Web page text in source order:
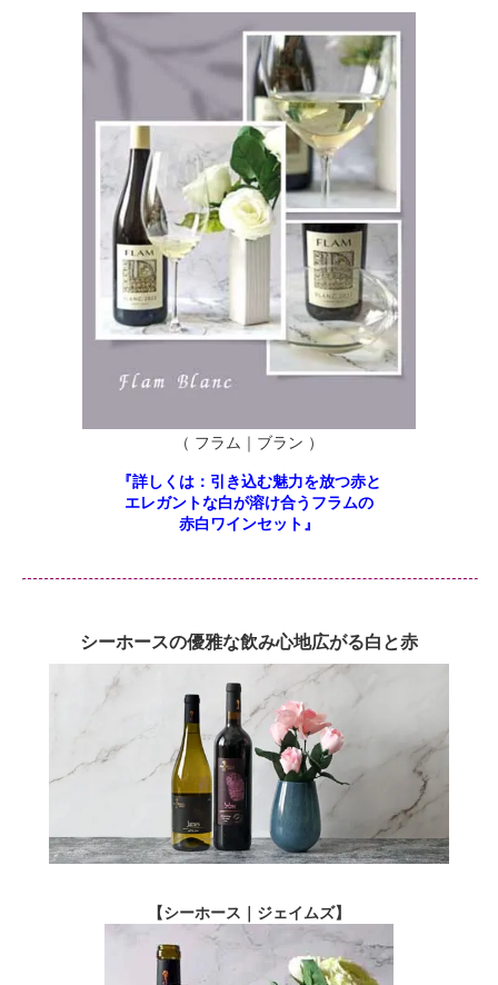
（ フラム｜ブラン ）
『詳しくは：引き込む魅力を放つ赤と
エレガントな白が溶け合うフラムの
赤白ワインセット』
シーホースの優雅な飲み心地広がる白と赤
【シーホース｜ジェイムズ】